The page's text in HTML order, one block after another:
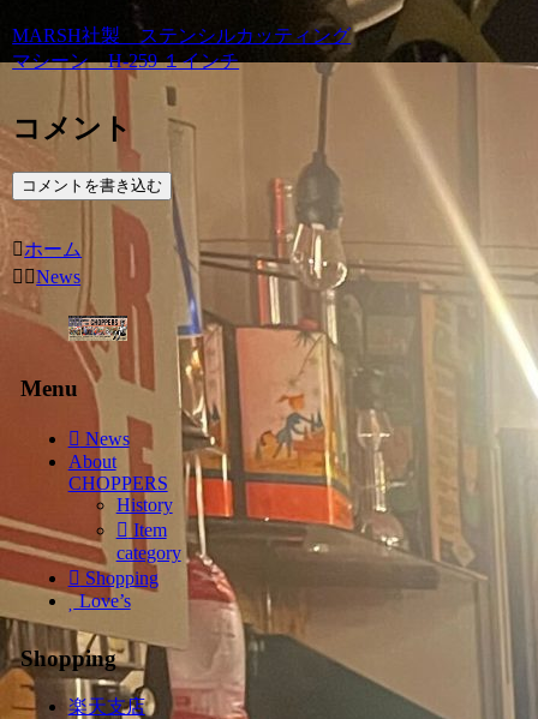
MARSH社製 ステンシルカッティング
マシーン H-259 １インチ
コメント
コメントを書き込む
ホーム
News
Menu
News
About
CHOPPERS
History
Item
category
Shopping
Love’s
Shopping
楽天支店